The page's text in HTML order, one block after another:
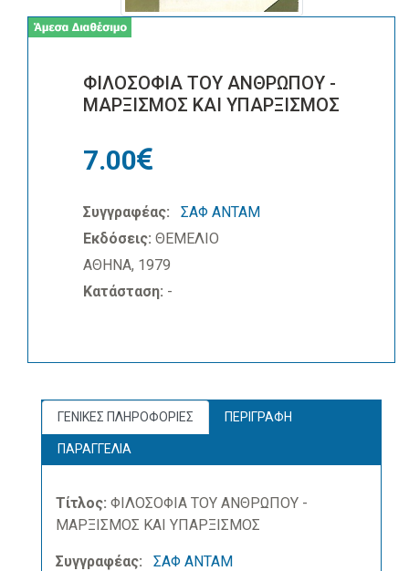
ΦΙΛΟΣΟΦΙΑ ΤΟΥ ΑΝΘΡΩΠΟΥ -
ΜΑΡΞΙΣΜΟΣ ΚΑΙ ΥΠΑΡΞΙΣΜΟΣ
7.00
Συγγραφέας:
ΣΑΦ ΑΝΤΑΜ
Εκδόσεις: ΘΕΜΕΛΙΟ
ΑΘΗΝΑ, 1979
Κατάσταση: -
ΓΕΝΙΚΕΣ ΠΛΗΡΟΦΟΡΙΕΣ ΠΕΡΙΓΡΑΦΗ
ΠΑΡΑΓΓΕΛΙΑ
Τίτλος: ΦΙΛΟΣΟΦΙΑ ΤΟΥ ΑΝΘΡΩΠΟΥ -
ΜΑΡΞΙΣΜΟΣ ΚΑΙ ΥΠΑΡΞΙΣΜΟΣ
Συγγραφέας: ΣΑΦ ΑΝΤΑΜ